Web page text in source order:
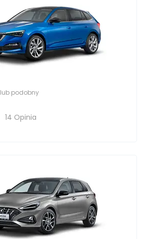
lub podobny
14 Opinia